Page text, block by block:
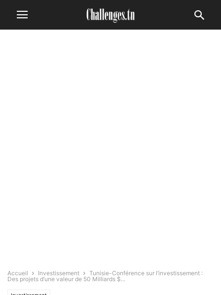
Accueil Investissement
Tunisie-Conférence sur l’investissement :
Des projets d’une valeur de 50 Milliards $...